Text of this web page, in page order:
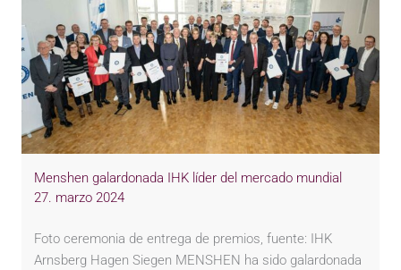
Menshen galardonada IHK líder del mercado mundial
27. marzo 2024
Foto ceremonia de entrega de premios, fuente: IHK
Arnsberg Hagen Siegen MENSHEN ha sido galardonada